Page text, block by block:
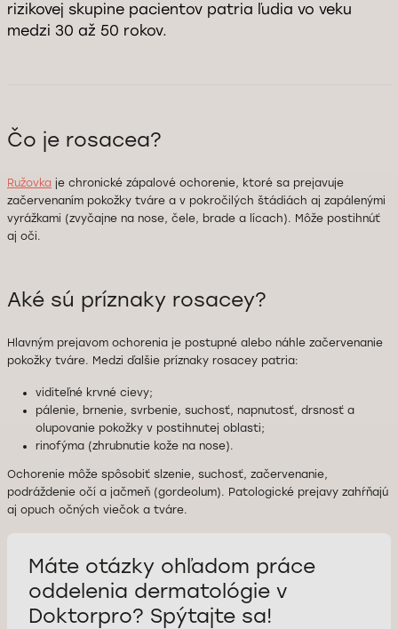
rizikovej skupine pacientov patria ľudia vo veku
medzi 30 až 50 rokov.
Čo je rosacea?
Ružovka je chronické zápalové ochorenie, ktoré sa prejavuje
začervenaním pokožky tváre a v pokročilých štádiách aj zapálenými
vyrážkami (zvyčajne na nose, čele, brade a lícach). Môže postihnúť
aj oči.
Aké sú príznaky rosacey?
Hlavným prejavom ochorenia je postupné alebo náhle začervenanie
pokožky tváre. Medzi ďalšie príznaky rosacey patria:
viditeľné krvné cievy;
pálenie, brnenie, svrbenie, suchosť, napnutosť, drsnosť a
olupovanie pokožky v postihnutej oblasti;
rinofýma (zhrubnutie kože na nose).
Ochorenie môže spôsobiť slzenie, suchosť, začervenanie,
podráždenie očí a jačmeň (gordeolum). Patologické prejavy zahŕňajú
aj opuch očných viečok a tváre.
Máte otázky ohľadom práce
oddelenia dermatológie v
Doktorpro? Spýtajte sa!